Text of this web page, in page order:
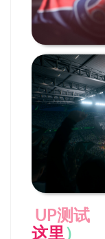
UP测试
这里）